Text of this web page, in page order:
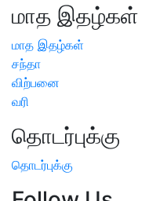
மாத இதழ்கள்
மாத இதழ்கள்
சந்தா
விற்பனை
வரி
தொடர்புக்கு
தொடர்புக்கு